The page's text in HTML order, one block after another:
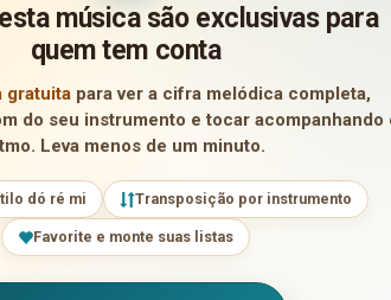
música são exclusivas para
quem tem conta
gratuita para ver a cifra melódica completa,
do seu instrumento e tocar acompanhando
Leva menos de um minuto.
dó ré mi Transposição por instrumento
Favorite e monte suas listas